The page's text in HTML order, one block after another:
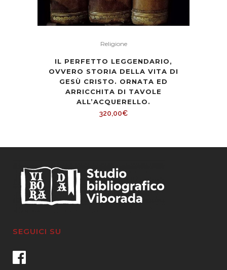
Religione
IL PERFETTO LEGGENDARIO,
OVVERO STORIA DELLA VITA DI
GESÙ CRISTO. ORNATA ED
ARRICCHITA DI TAVOLE
ALL’ACQUERELLO.
320,00€
SEGUICI SU